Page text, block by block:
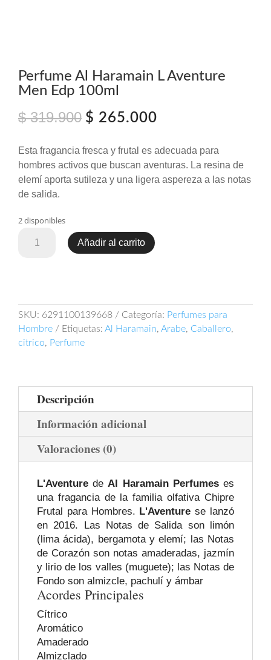
Perfume Al Haramain L Aventure
Men Edp 100ml
$319.900 El
original
era:
$ 319.900.
$ 265.000
actual
es:
$ 265.000.
Esta fragancia fresca y frutal es adecuada para
hombres activos que buscan aventuras. La resina de
elemí aporta sutileza y una ligera aspereza a las notas
de salida.
2 disponibles
Men
Edp
100ml
cantidad
Añadir al carrito
SKU: 6291100139668 Categoría: Perfumes para
Hombre
Etiquetas: Al Haramain, Arabe, Caballero,
citrico, Perfume
Descripción
Información adicional
Valoraciones (0)
L'Aventure deAl Haramain Perfumeses
una fragancia de la familia olfativa Chipre
Frutal para Hombres. L'Aventure se lanzó
en 2016. Las Notas de Salida son limón
(lima ácida), bergamota y elemí; las Notas
de Corazón son notas amaderadas, jazmín
y lirio de los valles (muguete); las Notas de
Fondo son almizcle, pachulí y ámbar
Acordes Principales
Cítrico
Aromático
Amaderado
Almizclado